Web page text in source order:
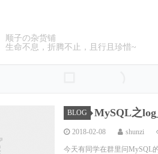
顺子の杂货铺
生命不息，折腾不止，且行且珍惜~
BLOG MySQL之
2018-02-08 shunzi
今天有同学在群里问MySQL